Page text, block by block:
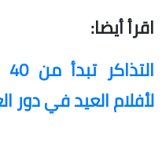
اقرأ أيضا:
لأفلام العيد في دور